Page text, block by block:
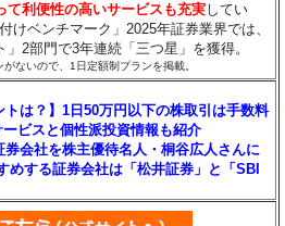
て利便性の高いサービスも充実してい
けベンチマーク」2025年証券業界では、
」2部門で3年連続「三つ星」を獲得。
ないので、1日定額制プランを掲載。
は？】1日50万円以下の株取引は手数料
ビスと個性派投資情報も紹介
会社を株主優待名人・桐谷広人さんに
めする証券会社は「松井証券」と「SBI